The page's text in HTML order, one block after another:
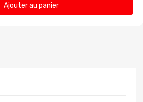
Ajouter au panier